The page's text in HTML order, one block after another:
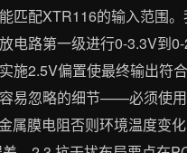
匹配XTR116的输入范围
电路第一级进行0-3.3V到
施2.5V偏置使最终输出符
易忽略的细节——必须使
属膜电阻否则环境温度变